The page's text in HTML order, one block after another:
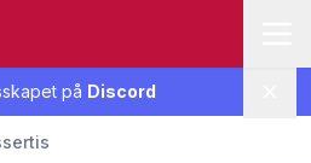
på Discord